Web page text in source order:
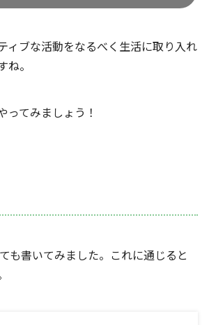
ィブな活動をなるべく生活に取り入れ
。
ってみましょう！
も書いてみました。これに通じると